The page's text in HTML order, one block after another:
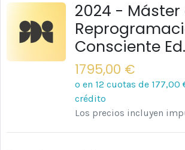
2024 - Máster
Consciente
1795,00 €
o en 12 cuotas de 177,00
crédito
Los precios incluyen